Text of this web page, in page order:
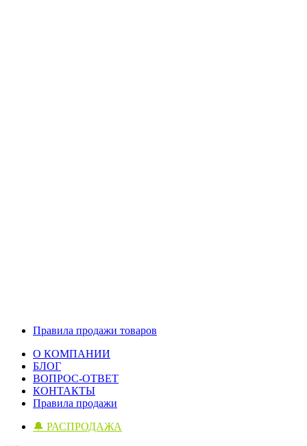
Правила продажи товаров
О КОМПАНИИ
БЛОГ
ВОПРОС-ОТВЕТ
КОНТАКТЫ
Правила продажи
🔔 РАСПРОДАЖА